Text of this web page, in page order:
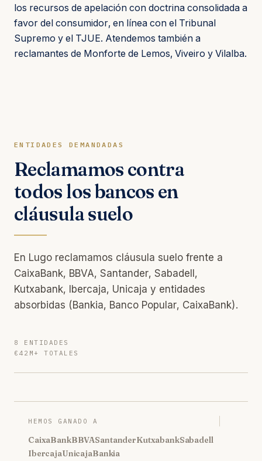
los recursos de apelación con doctrina consolidada a
favor del consumidor, en línea con el Tribunal
Supremo y el TJUE. Atendemos también a
reclamantes de Monforte de Lemos, Viveiro y Vilalba.
ENTIDADES DEMANDADAS
Reclamamos contra
todos los bancos en
cláusula suelo
En Lugo reclamamos cláusula suelo frente a
CaixaBank, BBVA, Santander, Sabadell,
Kutxabank, Ibercaja, Unicaja y entidades
absorbidas (Bankia, Banco Popular, CaixaBank).
8 ENTIDADES
€42M+ TOTALES
HEMOS GANADO A
CaixaBankBBVASantanderKutxabankSabadell
IbercajaUnicajaBankia